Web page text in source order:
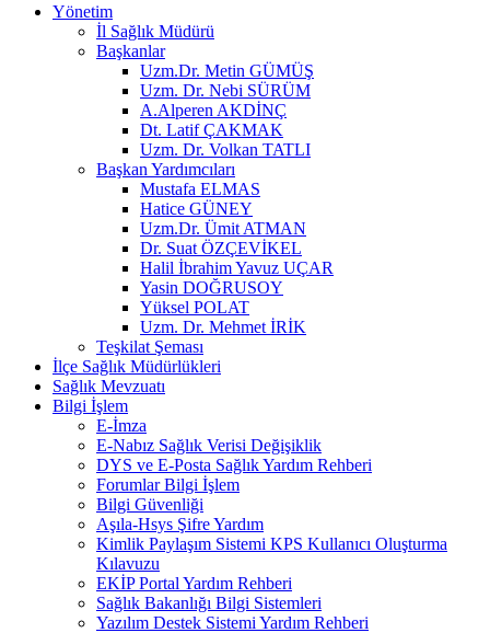
Yönetim
İl Sağlık Müdürü
Başkanlar
Uzm.Dr. Metin GÜMÜŞ
Uzm. Dr. Nebi SÜRÜM
A.Alperen AKDİNÇ
Dt. Latif ÇAKMAK
Uzm. Dr. Volkan TATLI
Başkan Yardımcıları
Mustafa ELMAS
Hatice GÜNEY
Uzm.Dr. Ümit ATMAN
Dr. Suat ÖZÇEVİKEL
Halil İbrahim Yavuz UÇAR
Yasin DOĞRUSOY
Yüksel POLAT
Uzm. Dr. Mehmet İRİK
Teşkilat Şeması
İlçe Sağlık Müdürlükleri
Sağlık Mevzuatı
Bilgi İşlem
E-İmza
E-Nabız Sağlık Verisi Değişiklik
DYS ve E-Posta Sağlık Yardım Rehberi
Forumlar Bilgi İşlem
Bilgi Güvenliği
Aşıla-Hsys Şifre Yardım
Kimlik Paylaşım Sistemi KPS Kullanıcı Oluşturma
Kılavuzu
EKİP Portal Yardım Rehberi
Sağlık Bakanlığı Bilgi Sistemleri
Yazılım Destek Sistemi Yardım Rehberi